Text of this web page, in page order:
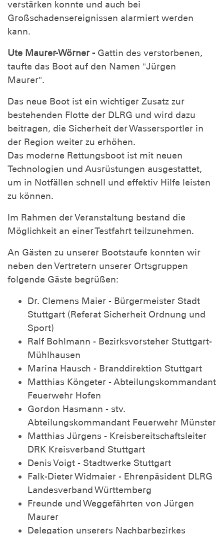
verstärken konnte und auch bei
Großschadensereignissen alarmiert werden
kann.
Ute Maurer-Wörner - Gattin des verstorbenen,
taufte das Boot auf den Namen "Jürgen
Maurer".
Das neue Boot ist ein wichtiger Zusatz zur
bestehenden Flotte der DLRG und wird dazu
beitragen, die Sicherheit der Wassersportler in
der Region weiter zu erhöhen.
Das moderne Rettungsboot ist mit neuen
Technologien und Ausrüstungen ausgestattet,
um in Notfällen schnell und effektiv Hilfe leisten
zu können.
Im Rahmen der Veranstaltung bestand die
Möglichkeit an einer Testfahrt teilzunehmen.
An Gästen zu unserer Bootstaufe konnten wir
neben den Vertretern unserer Ortsgruppen
folgende Gäste begrüßen:
Dr. Clemens Maier - Bürgermeister Stadt
Stuttgart (Referat Sicherheit Ordnung und
Sport)
Ralf Bohlmann - Bezirksvorsteher Stuttgart-
Mühlhausen
Marina Hausch - Branddirektion Stuttgart
Matthias Köngeter - Abteilungskommandant
Feuerwehr Hofen
Gordon Hasmann - stv.
Abteilungskommandant Feuerwehr Münster
Matthias Jürgens - Kreisbereitschaftsleiter
DRK Kreisverband Stuttgart
Denis Voigt - Stadtwerke Stuttgart
Falk-Dieter Widmaier - Ehrenpäsident DLRG
Landesverband Württemberg
Freunde und Weggefährten von Jürgen
Maurer
Delegation unserers Nachbarbezirkes